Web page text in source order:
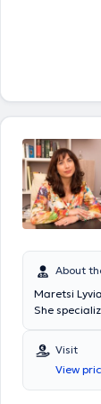
About
Maretsi
She
in
the
impairments
Visit
View